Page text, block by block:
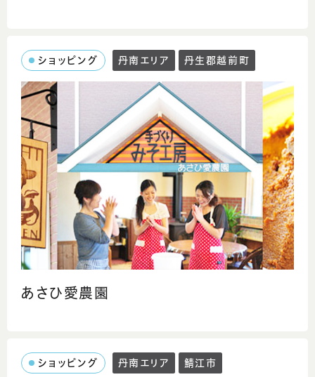
ショッピング 丹南エリア 丹生郡越前町
あさひ愛農園
ショッピング 丹南エリア 鯖江市